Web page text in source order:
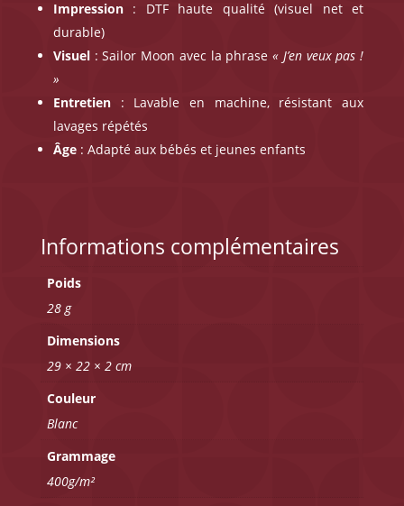
Impression: DTF haute qualité (visuel net et
durable)
Visuel: Sailor Moon avec la phrase« J’en veux pas !
»
Entretien: Lavable en machine, résistant aux
lavages répétés
Âge: Adapté aux bébés et jeunes enfants
Informations complémentaires
Poids
28 g
Dimensions
29 × 22 × 2 cm
Couleur
Blanc
Grammage
400g/m²